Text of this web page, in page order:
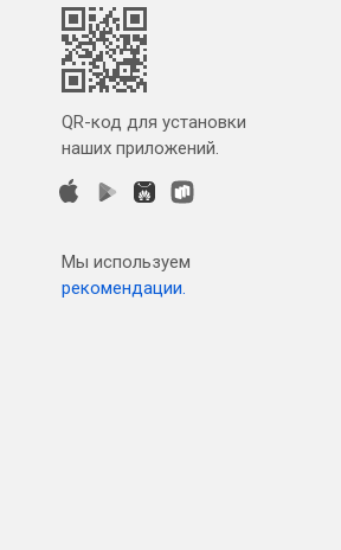
QR-код для установки
наших приложений.
Мы используем
рекомендации.